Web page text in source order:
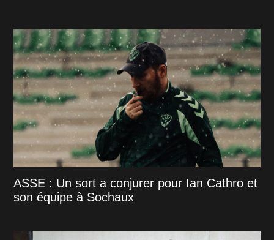
ASSE : Un sort a conjurer pour Ian Cathro et
son équipe à Sochaux